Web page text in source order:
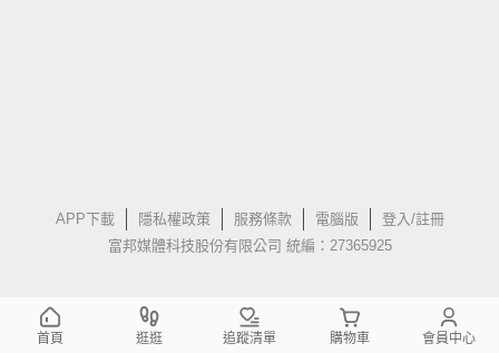
APP下載 隱私權政策 服務條款 電腦版
登入/註冊
富邦媒體科技股份有限公司 統編：27365925
首頁 逛逛 追蹤清單 購物車 會員中心